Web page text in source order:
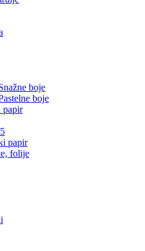
boje
boje
papir
papir
folije